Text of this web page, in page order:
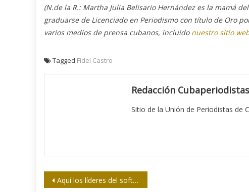
(N.de la R.: Martha Julia Belisario Hernández es la mamá
graduarse de Licenciado en Periodismo con título de Oro
varios medios de prensa cubanos, incluido nuestro sitio
Tagged Fidel Castro
Redacción Cubaperiodistas
Sitio de la Unión de Periodistas de
Navegación
Aquí los líderes del softbol de Medios Nacionales